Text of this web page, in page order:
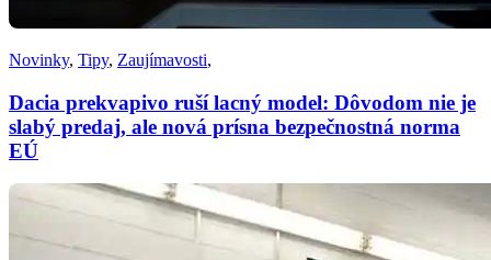
Novinky, Tipy, Zaujímavosti,
Dacia prekvapivo ruší lacný model: Dôvodom nie je
slabý predaj, ale nová prísna bezpečnostná norma
EÚ